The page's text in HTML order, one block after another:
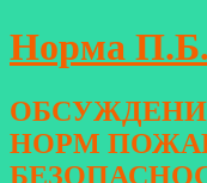
Перейти
к
Норма П.Б.
НОРМ